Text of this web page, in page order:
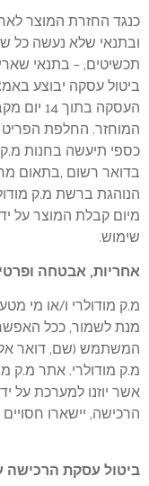
כנגד החזרת המוצר
ובתנאי שלא נעשה כל
תכשיטים, – בתנאי
ביטול עסקה יבוצע
העסקה
המוחזר. החלפת הפריט
כספי תיעשה בחנות
בדואר רשום ,בתאום
מיום קבלת המוצר על
שימוש.
אחריות, אבטחה
מ.ק מודולרי ו/או מי
מנת לשמור, ככל
המשתמש (שם, דואר
מ.ק מודולרי. אתר מ.ק
אשר יוזנו למערכת על
הרכישה, יישארו
ביטול עסקת הרכישה